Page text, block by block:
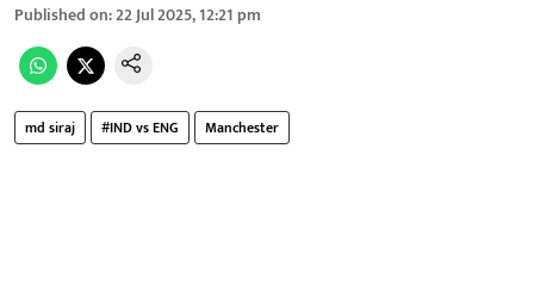
Published on:22 Jul 2025, 12:21 pm
md siraj #IND vs ENG Manchester